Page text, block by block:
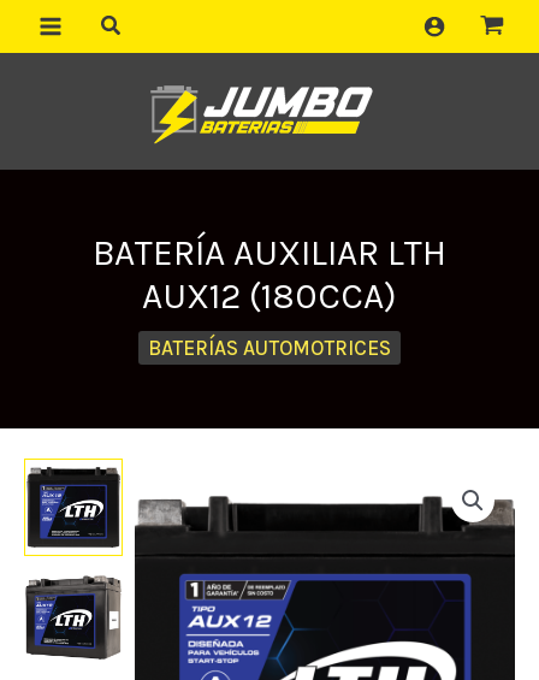
al
BATERÍA AUXILIAR LTH
AUX12 (180CCA)
BATERÍAS AUTOMOTRICES